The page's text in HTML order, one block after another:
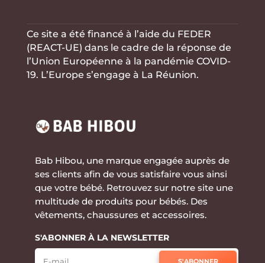
Ce site a été financé à l’aide du FEDER
(REACT-UE) dans le cadre de la réponse de
l’Union Européenne à la pandémie COVID-
19. L’Europe s’engage à La Réunion.
Bab Hibou, une marque engagée auprès de
ses clients afin de vous satisfaire vous ainsi
que votre bébé. Retrouvez sur notre site une
multitude de produits pour bébés. Des
vêtements, chaussures et accessoires.
S'ABONNER À LA NEWSLETTER
S'ABONNER